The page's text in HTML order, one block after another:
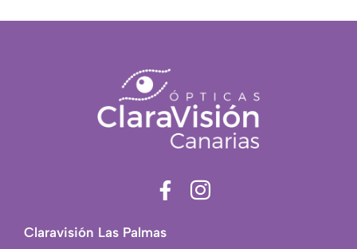
F
c
I
Claravisión Las Palmas